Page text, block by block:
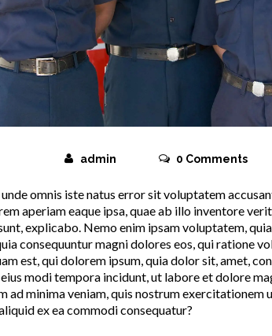
admin 0 Comments
omnis iste natus error sit voluptatem
aperiam eaque ipsa, quae ab illo inventore
explicabo. Nemo enim ipsam voluptatem,
consequuntur magni dolores eos, qui ratione
est, qui dolorem ipsum, quia dolor sit, amet,
modi tempora incidunt, ut labore et dolore
ad minima veniam, quis nostrum exercitationem
ex ea commodi consequatur?